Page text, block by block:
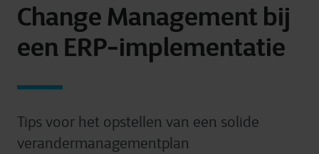
Change Management bij
een ERP-implementatie
Tips voor het opstellen van een solide
verandermanagementplan